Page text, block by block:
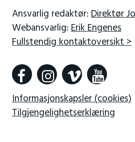
Ansvarlig redaktør: Direktør
Webansvarlig: Erik Engenes
Fullstendig kontaktoversikt >
Informasjonskapsler (cookies)
Tilgjengelighetserklæring